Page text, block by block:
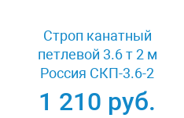
Строп канатный
петлевой 3.6 т 2 м
Россия СКП-3.6-2
1 210 руб.